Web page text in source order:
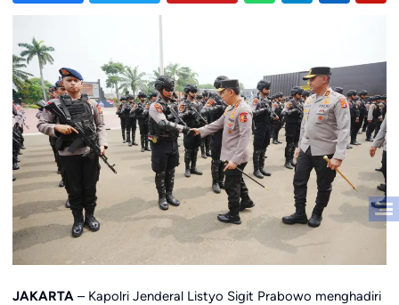
JAKARTA– Kapolri Jenderal Listyo Sigit Prabowo menghadiri